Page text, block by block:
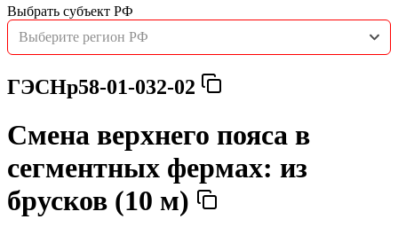
Выбрать субъект РФ
Выберите регион РФ
ГЭСНр58-01-032-02
Смена верхнего пояса в
сегментных фермах: из
брусков (10 м)